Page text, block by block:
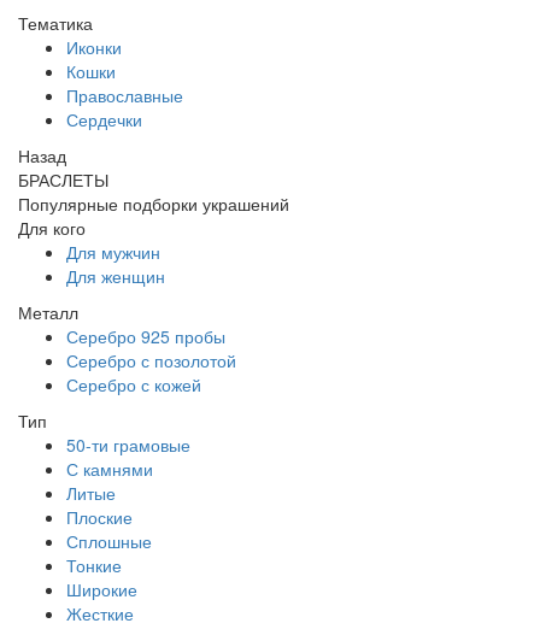
Тематика
Иконки
Кошки
Православные
Сердечки
Назад
БРАСЛЕТЫ
Популярные подборки украшений
Для кого
Для мужчин
Для женщин
Металл
Серебро 925 пробы
Серебро с позолотой
Серебро с кожей
Тип
50-ти грамовые
С камнями
Литые
Плоские
Сплошные
Тонкие
Широкие
Жесткие